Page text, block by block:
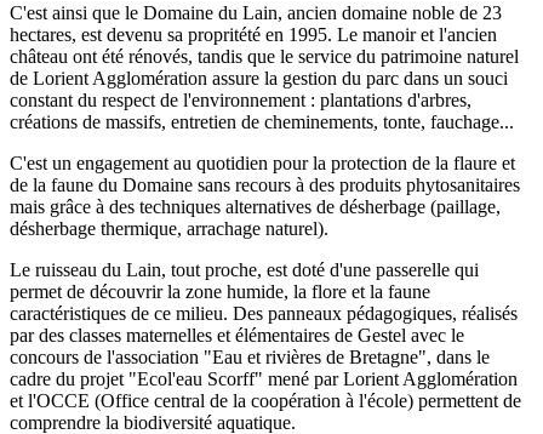
C'est ainsi que le Domaine du Lain, ancien domaine noble de 23
hectares, est devenu sa propritété en 1995. Le manoir et l'ancien
château ont été rénovés, tandis que le service du patrimoine naturel
de Lorient Agglomération assure la gestion du parc dans un souci
constant du respect de l'environnement : plantations d'arbres,
créations de massifs, entretien de cheminements, tonte, fauchage...
C'est un engagement au quotidien pour la protection de la flaure et
de la faune du Domaine sans recours à des produits phytosanitaires
mais grâce à des techniques alternatives de désherbage (paillage,
désherbage thermique, arrachage naturel).
Le ruisseau du Lain, tout proche, est doté d'une passerelle qui
permet de découvrir la zone humide, la flore et la faune
caractéristiques de ce milieu. Des panneaux pédagogiques, réalisés
par des classes maternelles et élémentaires de Gestel avec le
concours de l'association "Eau et rivières de Bretagne", dans le
cadre du projet "Ecol'eau Scorff" mené par Lorient Agglomération
et l'OCCE (Office central de la coopération à l'école) permettent de
comprendre la biodiversité aquatique.